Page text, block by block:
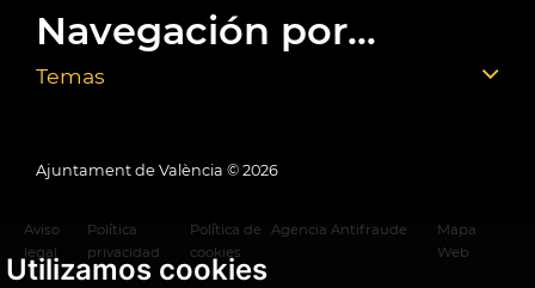
Utilizamos cookies
Navegación por...
Temas
Ajuntament de València © 2026
Aviso
legal
Política
privacidad
Política de
cookies
Agencia Antifraude
Mapa
Web